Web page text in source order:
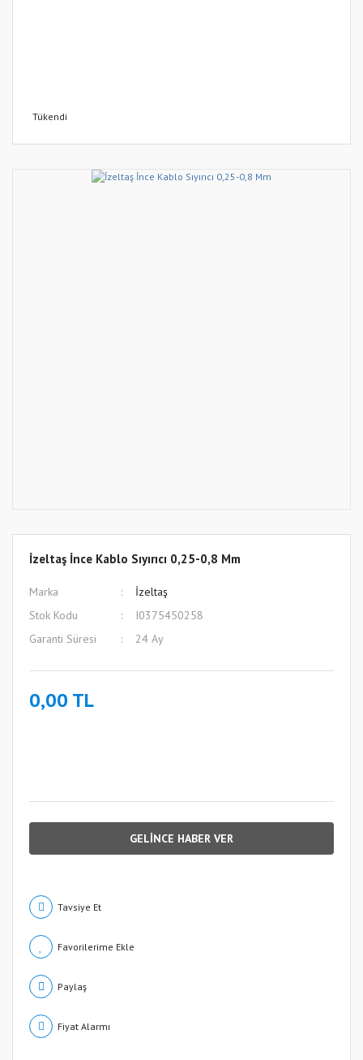
Tükendi
İzeltaş İnce Kablo Sıyırıcı 0,25-0,8 Mm
Marka
İzeltaş
Stok Kodu
I0375450258
Garanti Süresi
24 Ay
0,00 TL
GELİNCE HABER VER
Tavsiye Et
Paylaş
Fiyat Alarmı